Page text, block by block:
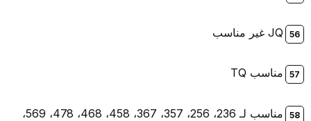
JQ غير مناسب
مناسب TQ
مناسب لـ 236، 256، 357، 367، 458، 468، 478، 569،